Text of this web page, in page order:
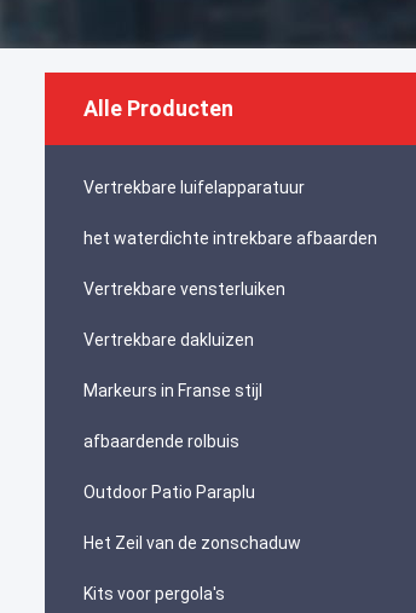
Alle Producten
Vertrekbare luifelapparatuur
het waterdichte intrekbare afbaarden
Vertrekbare vensterluiken
Vertrekbare dakluizen
Markeurs in Franse stijl
afbaardende rolbuis
Outdoor Patio Paraplu
Het Zeil van de zonschaduw
Kits voor pergola's